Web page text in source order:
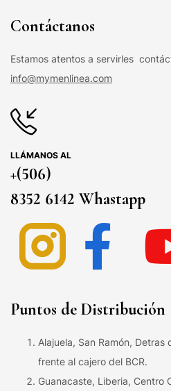
Contáctanos
Estamos atentos a servirles
info@mymenlinea.com
LLÁMANOS AL
+(506)
8352 6142 Whastapp
Puntos de Distribución
Alajuela, San Ramón,
frente al cajero del BCR.
Guanacaste, Liberia, Centro